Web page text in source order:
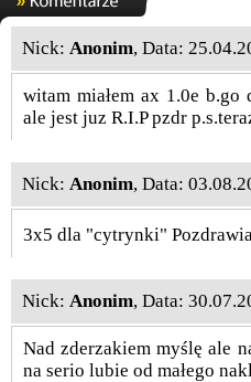
Nick: Anonim, Data:
witam miałem ax 1.0e
ale jest juz R.I.P pzdr
Nick: Anonim, Data:
3x5 dla "cytrynki"
Nick: Anonim, Data:
Nad zderzakiem myślę ale
na serio lubie od małego